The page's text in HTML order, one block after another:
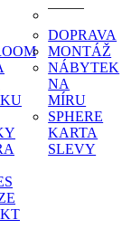
DOPRAVA
MONTÁŽ
NÁBYTEK
NA
MÍRU
SPHERE
KARTA
SLEVY